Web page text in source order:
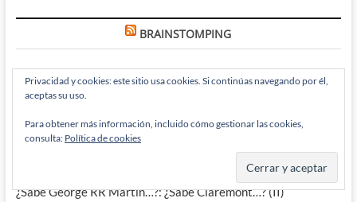
BRAINSTOMPING
Paul Chadwick vuelve a recordarnos lo que nos hace humanos
Pitufo Verde y Verde Pitufo: Secretos que me encontré en Los
¿Sabe George RR Martin…?: ¿Sabe Claremont…? (II)
Privacidad y cookies: este sitio usa cookies. Si continúas navegando por él,
aceptas su uso.
Para obtener más información, incluido cómo gestionar las cookies,
consulta: Política de cookies